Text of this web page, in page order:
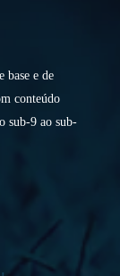
base e de
conteúdo
sub-9 ao sub-